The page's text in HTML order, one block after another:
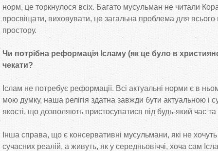
норм, це торкнулося всіх. Багато мусульман не читали
просвіщати, виховувати, це загальна проблема для всього
простору.
Чи потрібна реформація Ісламу (як це було в
чекати?
Іслам не потребує реформації. Всі актуальні норми є в
мою думку, наша релігія здатна завжди бути актуальною і
якості, що дозволяють пристосуватися під будь-який час
Інша справа, що є консервативні мусульмани, які не
сучасних реалій, а живуть, як у середньовіччі, хоча сам